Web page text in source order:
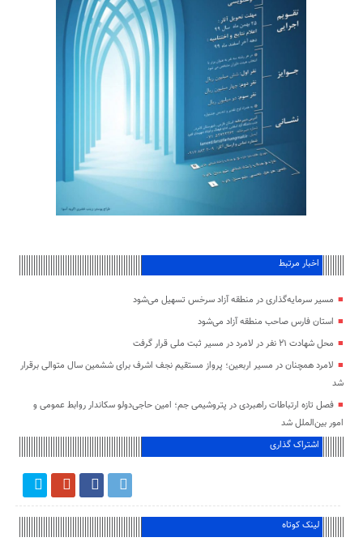
اخبار مرتبط
مسیر سرمایه‌گذاری در منطقه آزاد سرخس تسهیل می‌شود
استان فارس صاحب منطقه آزاد می‌شود
محل شهادت ۲۱ نفر در لامرد در مسیر ثبت ملی قرار گرفت
لامرد همچنان در مسیر اربعین؛ پرواز مستقیم نجف اشرف برای ششمین سال متوالی برقرار
شد
فصل تازه ارتباطات راهبردی در پتروشیمی جم؛ امین حاجی‌دولو سکاندار روابط عمومی و
امور بین‌الملل شد
اشتراک گذاری
لینک کوتاه